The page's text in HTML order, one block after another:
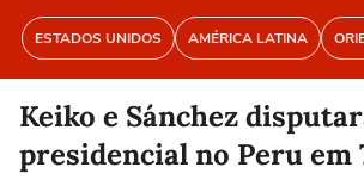
ESTADOS UNIDOS AMÉRICA LATINA
Keiko e Sánchez
presidencial no Peru em